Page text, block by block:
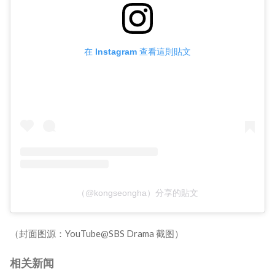
在 Instagram 查看這則貼文
（@kongseongha）分享的貼文
（封面图源：YouTube@SBS Drama 截图）
相关新闻